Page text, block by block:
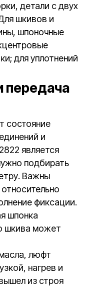
детали с двух
шкивов и
шпоночные
для уплотнений
передача
состояние
и
является
подбирать
Важны
фиксации.
шпонка
шкива может
люфт
нагрев и
из строя